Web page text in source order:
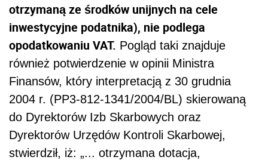
otrzymaną ze środków unijnych na cele
inwestycyjne podatnika), nie podlega
opodatkowaniu VAT. Pogląd taki znajduje
również potwierdzenie w opinii Ministra
Finansów, który interpretacją z 30 grudnia
2004 r. (PP3-812-1341/2004/BL) skierowaną
do Dyrektorów Izb Skarbowych oraz
Dyrektorów Urzędów Kontroli Skarbowej,
stwierdził, iż: „... otrzymana dotacja,